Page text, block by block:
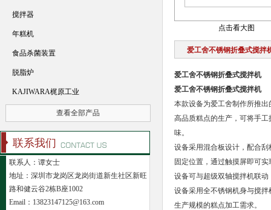
点击看大图
爱工舍不锈钢折叠式搅拌
爱工舍不锈钢折叠式搅拌机
爱工舍不锈钢折叠式搅拌机
本款设备为爱工舍制作所推
高品质糕点的生产，可将手
味。
设备采用混合板设计，配合
固定位置，通过触摸屏即可
设备可与超级双轴搅拌机联
设备采用全不锈钢机身与搅
生产规模的糕点加工需求。
搅拌器
年糕机
食品杀菌装置
脱脂炉
KAJIWARA梶原工业
查看全部产品
联系我们
联系人：谭女士
地址：深圳市龙岗区龙岗街道新生社区新旺
路和健云谷2栋B座1002
Email：13823147125@163.com